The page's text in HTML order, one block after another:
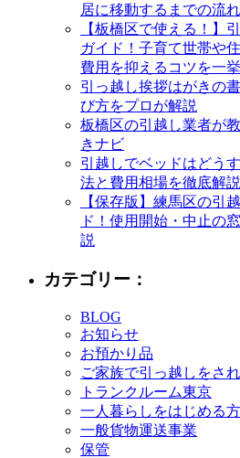
居に移動するまでの流
【板橋区で使える！】
ガイド！子育て世帯や
費用を抑えるコツを一
引っ越し挨拶はがきの
び方をプロが解説
板橋区の引越し業者が
きナビ
引越しでベッドはどう
法と費用相場を徹底解説
【保存版】練馬区の引
ド！使用開始・中止の
説
カテゴリー：
BLOG
お知らせ
お預かり品
ご家族で引っ越しをさ
トランクルーム東京
一人暮らしをはじめる
一般貨物運送事業
保管